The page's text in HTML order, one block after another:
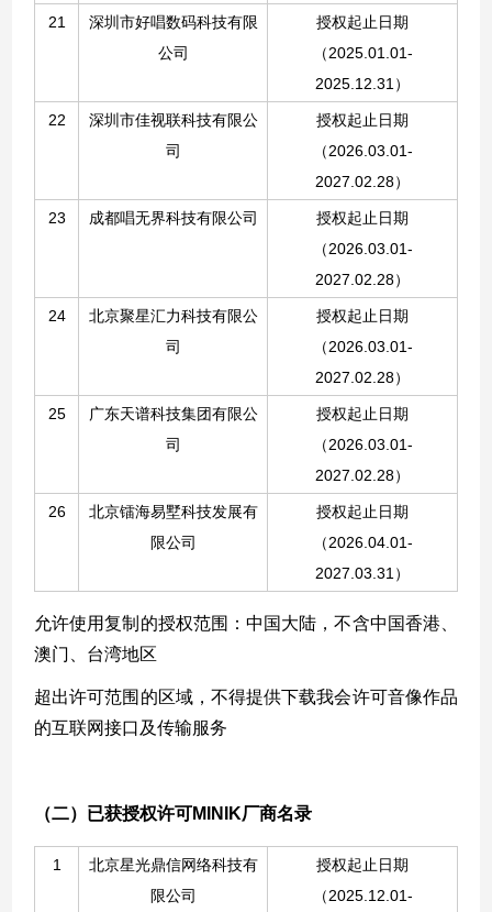
21 深圳市好唱数码科技有限
公司
授权起止日期
（2025.01.01-
2025.12.31）
22
深圳市佳视联科技有限公
司
授权起止日期
（2026.03 .01-
2027 02 28）
23 成都唱无界科技有限公司
授权起止日期
（2026.03 .01-
2027 02 28）
24
北京聚星汇力科技有限公
司
授权起止日期
（2026.03 .01-
2027 02 28）
25
广东天谱科技集团有限公
司
授权起止日期
（2026.03 .01-
2027 02 28）
26 北京镭海易墅科技发展有
限公司
授权起止日期
（2026.04.01-
2027 03 .31 ）
允许使用复制的授权范围：中国大陆，不含中国香港、
澳门、台湾地区
超出许可范围的区域，不得提供下载我会许可音像作品
的互联网接口及传输服务
（二） 已获授权许可MINIK厂商名录
1
北京星光鼎信网络科技有
限公司
授权起止日期
（2025.12.01-